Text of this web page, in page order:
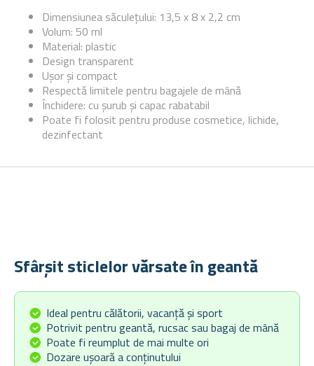
Dimensiunea săculețului: 13,5 x 8 x 2,2 cm
Volum: 50 ml
Material: plastic
Design transparent
Ușor și compact
Respectă limitele pentru bagajele de mână
Închidere: cu șurub și capac rabatabil
Poate fi folosit pentru produse cosmetice, lichide,
dezinfectant
Sfârșit sticlelor vărsate în geantă
Ideal pentru călătorii, vacanță și sport
Potrivit pentru geantă, rucsac sau bagaj de mână
Poate fi reumplut de mai multe ori
Dozare ușoară a conținutului